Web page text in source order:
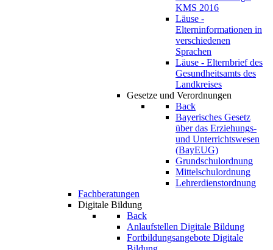
KMS 2016
Läuse -
Elterninformationen in
verschiedenen
Sprachen
Läuse - Elternbrief des
Gesundheitsamts des
Landkreises
Gesetze und Verordnungen
Back
Bayerisches Gesetz
über das Erziehungs-
und Unterrichtswesen
(BayEUG)
Grundschulordnung
Mittelschulordnung
Lehrerdienstordnung
Fachberatungen
Digitale Bildung
Back
Anlaufstellen Digitale Bildung
Fortbildungsangebote Digitale